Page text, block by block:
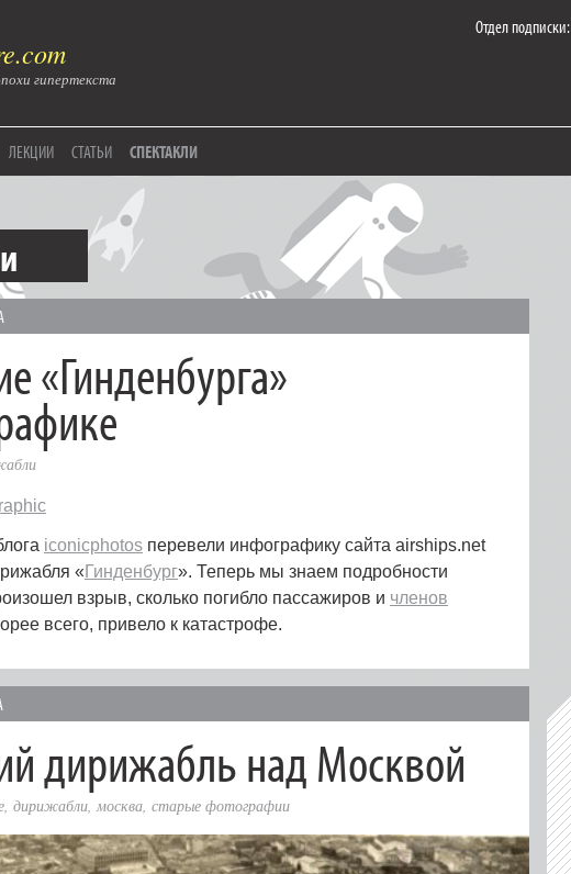
гипертекста
Отдел подписки:
ЛЕКЦИИ СТАТЬИ СПЕКТАКЛИ
«Гинденбурга»
iconicphotos перевели инфографику сайта airships.net
« Гинденбург». Теперь мы знаем подробности
взрыв, сколько погибло пассажиров и членов
всего, привело к катастрофе.
дирижабль над Москвой
, дирижабли,москва, старые фотографии